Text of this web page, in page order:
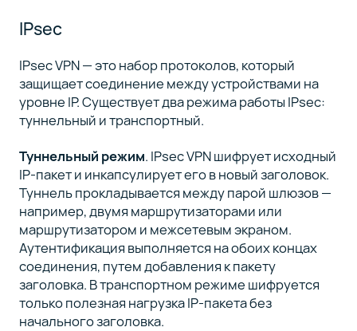
IPsec
IPsec VPN — это набор протоколов, который
защищает соединение между устройствами на
уровне IP. Существует два режима работы IPsec:
туннельный и транспортный.
Туннельный режим. IPsec VPN шифрует исходный
IP-пакет и инкапсулирует его в новый заголовок.
Туннель прокладывается между парой шлюзов —
например, двумя маршрутизаторами или
маршрутизатором и межсетевым экраном.
Аутентификация выполняется на обоих концах
соединения, путем добавления к пакету
заголовка. В транспортном режиме шифруется
только полезная нагрузка IP-пакета без
начального заголовка.